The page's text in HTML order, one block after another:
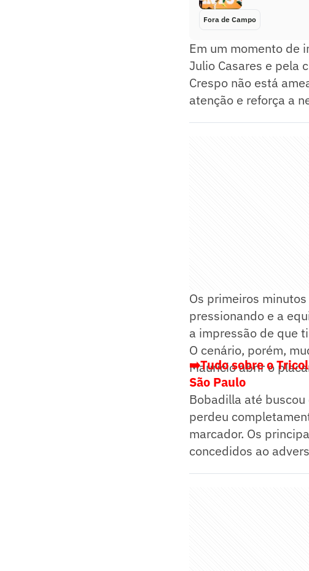
Fora de Campo
Em um momento de
Julio Casares e pela
Crespo não está
atenção e reforça a
Os primeiros
pressionando e a
a impressão de que
O cenário, porém,
Maurício abrir o
➡️Tudo sobre o
São Paulo
Bobadilla até
perdeu
marcador. Os
concedidos ao